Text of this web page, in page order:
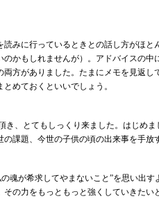
みに行っているときとの話し方がほ
かもしれませんが）。アドバイスの
方がありました。たまにメモを見返
めておくといいでしょう。
き、とてもしっくり来ました。はじめ
課題、今世の子供の頃の出来事を手放
魂が希求してやまないこと”を思い出
の力をもっともっと強くしていきたい